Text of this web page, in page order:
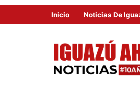
Inicio Noticias De